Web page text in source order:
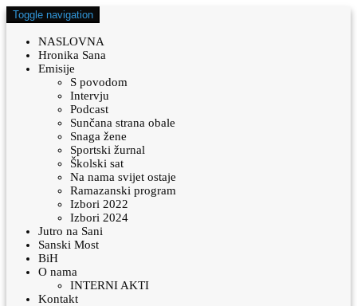
Toggle navigation
NASLOVNA
Hronika Sana
Emisije
S povodom
Intervju
Podcast
Sunčana strana obale
Snaga žene
Sportski žurnal
Školski sat
Na nama svijet ostaje
Ramazanski program
Izbori 2022
Izbori 2024
Jutro na Sani
Sanski Most
BiH
O nama
INTERNI AKTI
Kontakt